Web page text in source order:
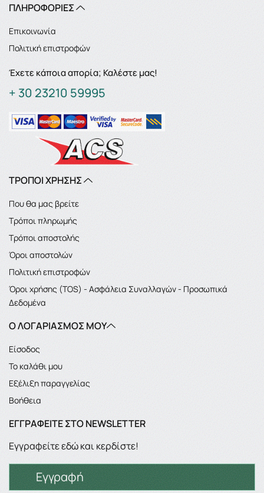
ΠΛΗΡΟΦΟΡΙΕΣ
Επικοινωνία
Πολιτική επιστροφών
Έχετε κάποια απορία; Καλέστε μας!
+ 30 23210 59995
ΤΡΟΠΟΙ ΧΡΗΣΗΣ
Που θα μας βρείτε
Τρόποι πληρωμής
Τρόποι αποστολής
Όροι αποστολών
Πολιτική επιστροφών
Όροι χρήσης (TOS) - Ασφάλεια Συναλλαγών - Προσωπικά
Δεδομένα
Ο ΛΟΓΑΡΙΑΣΜΌΣ ΜΟΥ
Είσοδος
Το καλάθι μου
Εξέλιξη παραγγελίας
Βοήθεια
ΕΓΓΡΑΦΕΊΤΕ ΣΤΟ NEWSLETTER
Εγγραφείτε εδώ και κερδίστε!
Εγγραφή